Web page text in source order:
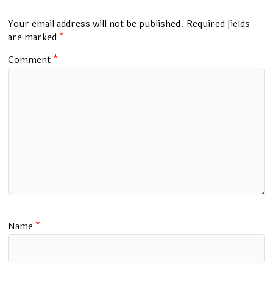
o
k
p
p
m
Your email address will not be published. Required fields
are marked *
Comment *
Name *